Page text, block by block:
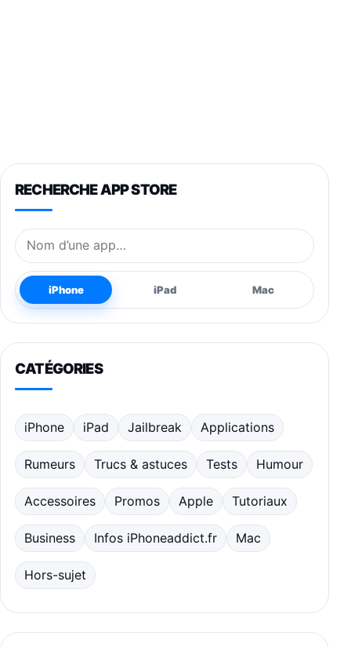
RECHERCHE APP STORE
Nom de l’application
iPhone iPad Mac
CATÉGORIES
iPhone iPad Jailbreak Applications
Rumeurs Trucs & astuces Tests Humour
Accessoires Promos Apple Tutoriaux
Business Infos iPhoneaddict.fr Mac
Hors-sujet